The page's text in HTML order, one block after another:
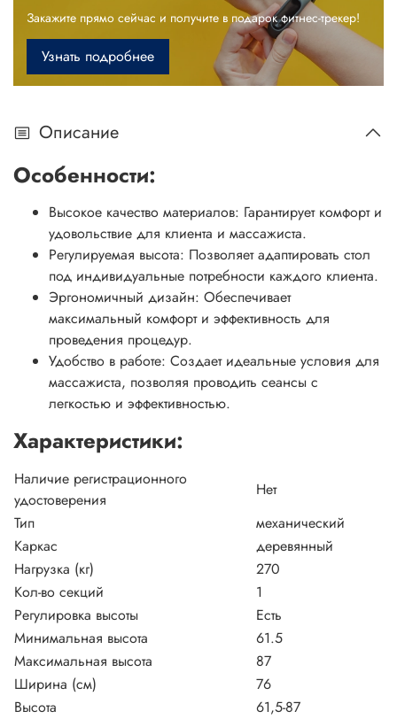
Закажите прямо сейчас и получите в подарок фитнес-трекер!
Узнать подробнее
Описание
Особенности:
Высокое качество материалов: Гарантирует комфорт и
удовольствие для клиента и массажиста.
Регулируемая высота: Позволяет адаптировать стол
под индивидуальные потребности каждого клиента.
Эргономичный дизайн: Обеспечивает
максимальный комфорт и эффективность для
проведения процедур.
Удобство в работе: Создает идеальные условия для
массажиста, позволяя проводить сеансы с
легкостью и эффективностью.
Характеристики:
Наличие регистрационного
удостоверения
Нет
Тип
механический
Каркас
деревянный
Нагрузка (кг)
270
Кол-во секций
1
Регулировка высоты
Есть
Минимальная высота
61.5
Максимальная высота
87
Ширина (см)
76
Высота
61,5-87